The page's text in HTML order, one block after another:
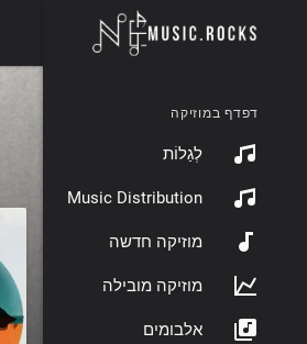
דפדף במוזיקה
לְגַלוֹת
Music Distribution
מוזיקה חדשה
מוזיקה מובילה
אלבומים